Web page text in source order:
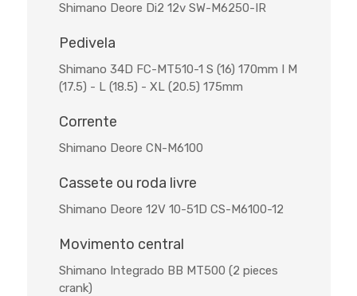
Shimano Deore Di2 12v SW-M6250-IR
Pedivela
Shimano 34D FC-MT510-1 S (16) 170mm I M
(17.5) - L (18.5) - XL (20.5) 175mm
Corrente
Shimano Deore CN-M6100
Cassete ou roda livre
Shimano Deore 12V 10-51D CS-M6100-12
Movimento central
Shimano Integrado BB MT500 (2 pieces
crank)